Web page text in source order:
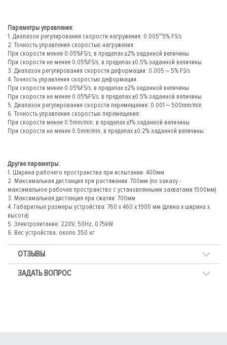
Параметры управления:
1. Диапазон регулирования скорости нагружения: 0.005~5% FS/s
2. Точность управления скоростью нагружения:
При скорости менее 0.05%FS/s, в пределах ±2% заданной величины
При скорости не менее 0.05%FS/s, в пределах ±0.5% заданной величины
3. Диапазон регулирования скорости деформации: 0.005～5% FS/s
4. Точность управления скоростью деформации:
При скорости менее 0.05%FS/s, в пределах ±2% заданной величины
При скорости не менее 0.05%FS/s, в пределах ±0.5% заданной величины
5. Диапазон регулирования скорости перемещения: 0.001～500mm/min
6. Точность управления скоростью перемещения:
При скорости менее 0.5mm/min, в пределах ±1% заданной величины
При скорости не менее 0.5mm/min, в пределах ±0.2% заданной величины
Другие параметры:
1. Ширина рабочего пространства при испытании: 400мм
2. Максимальная дистанция при растяжении: 700мм (по заказу -
максимальное рабочее пространство с установленными захватами 1500мм)
3. Максимальная дистанция при сжатии: 700мм
4. Габаритные размеры устройства: 760 х 460 х 1900 мм (длина х ширина х
высота)
5. Электропитание: 220V, 50Hz, 0.75kW
6. Вес устройства: около 350 кг
ОТЗЫВЫ
ЗАДАТЬ ВОПРОС